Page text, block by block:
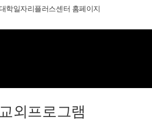
교외프로그램